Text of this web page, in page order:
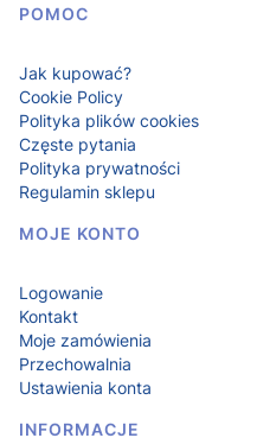
POMOC
Jak kupować?
Cookie Policy
Polityka plików cookies
Częste pytania
Polityka prywatności
Regulamin sklepu
MOJE KONTO
Logowanie
Kontakt
Moje zamówienia
Przechowalnia
Ustawienia konta
INFORMACJE